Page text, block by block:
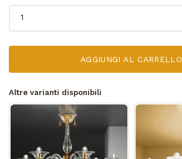
AGGIUNGI AL CARRELLO
Altre varianti disponibili